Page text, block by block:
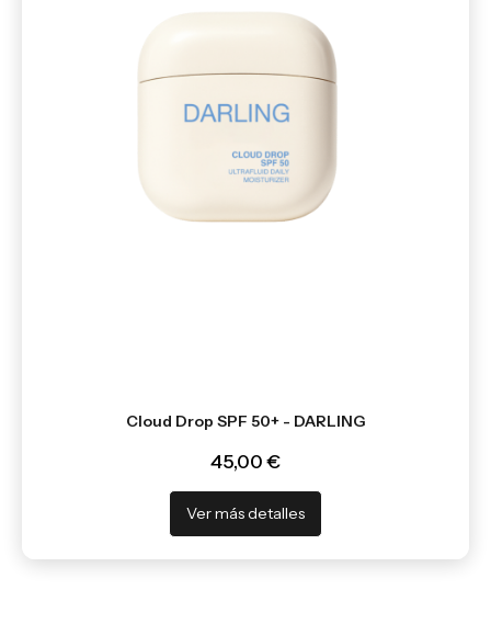
Cloud Drop SPF 50+ - DARLING
45,00 €
Ver más detalles